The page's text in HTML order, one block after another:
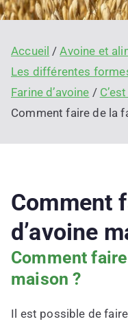
Accueil
Avoine et
Les différentes
Farine d’avoine
Comment faire de la
Comment
d’avoine
Comment
maison ?
Il est possible de